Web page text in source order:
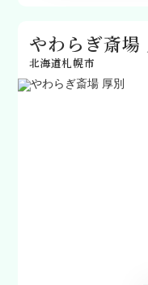
やわらぎ斎場
北海道札幌市